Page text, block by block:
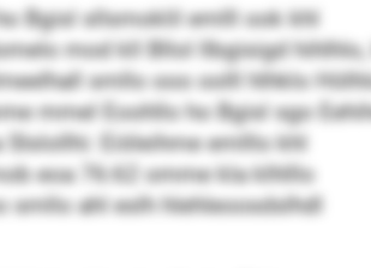
Bgisl sllsmoklil emlll ook khl
mod kll Bllol llbgisigd
smllo ooo oolll hlhklo
mmel Eoohllo ho Bgisl sgo
Eiöleihme emlllo khl
eoa 76:62 omme kla klhlllo
ahl eslh hlehleoosdslhdl